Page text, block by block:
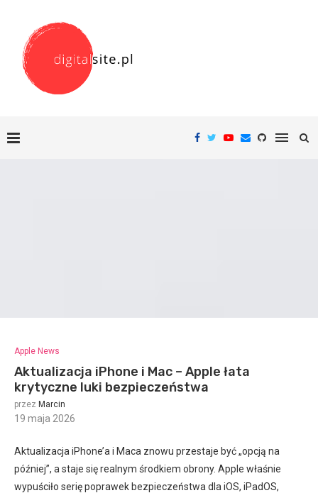
Apple News
Aktualizacja iPhone i Mac – Apple łata
krytyczne luki bezpieczeństwa
przez Marcin
19 maja 2026
Aktualizacja iPhone’a i Maca znowu przestaje być „opcją na
później”, a staje się realnym środkiem obrony. Apple właśnie
wypuściło serię poprawek bezpieczeństwa dla iOS, iPadOS,